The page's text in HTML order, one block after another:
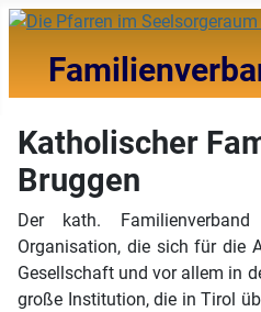
Katholischer
Bruggen
Der kath.
Organisation, die sich für die
Gesellschaft und vor allem in
große Institution, die in Tirol